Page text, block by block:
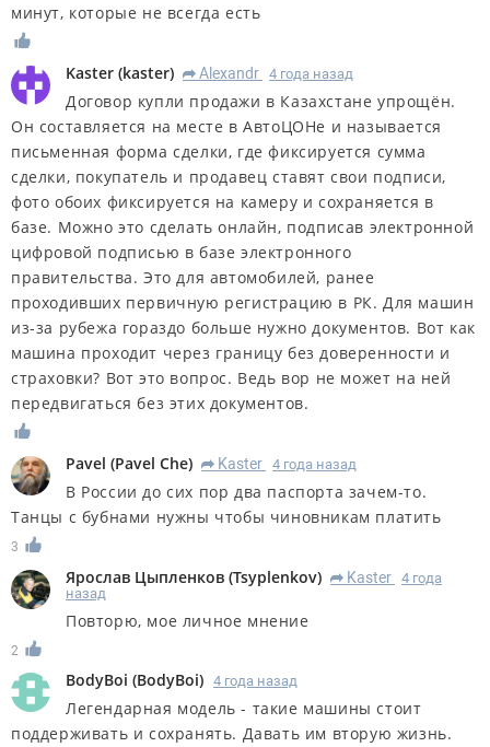
минут, которые не всегда есть
Kaster (kaster) R Alexandr 4 года назад
Договор купли продажи в Казахстане упрощён.
Он составляется на месте в АвтоЦОНе и называется
письменная форма сделки, где фиксируется сумма
сделки, покупатель и продавец ставят свои подписи,
фото обоих фиксируется на камеру и сохраняется в
базе. Можно это сделать онлайн, подписав электронной
цифровой подписью в базе электронного
правительства. Это для автомобилей, ранее
проходивших первичную регистрацию в РК. Для машин
из-за рубежа гораздо больше нужно документов. Вот как
машина проходит через границу без доверенности и
страховки? Вот это вопрос. Ведь вор не может на ней
передвигаться без этих документов.
Pavel (Pavel Che) R Kaster 4 года назад
В России до сих пор два паспорта зачем-то.
Танцы с бубнами нужны чтобы чиновникам платить
3
Ярослав Цыпленков (Tsyplenkov) R Kaster 4 года
назад
Повторю, мое личное мнение
2
BodyBoi (BodyBoi) 4 года назад
Легендарная модель - такие машины стоит
поддерживать и сохранять. Давать им вторую жизнь.